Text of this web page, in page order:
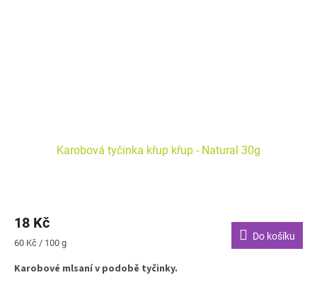
Karobová tyčinka křup křup - Natural 30g
18 Kč
Měrná
60 Kč / 100 g
Do košíku
Karobové mlsaní v podobě tyčinky.